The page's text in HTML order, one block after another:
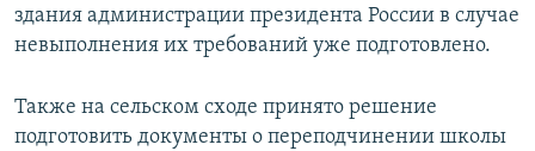
здания администрации президента России в случае
невыполнения их требований уже подготовлено.
Также на сельском сходе принято решение
подготовить документы о переподчинении школы